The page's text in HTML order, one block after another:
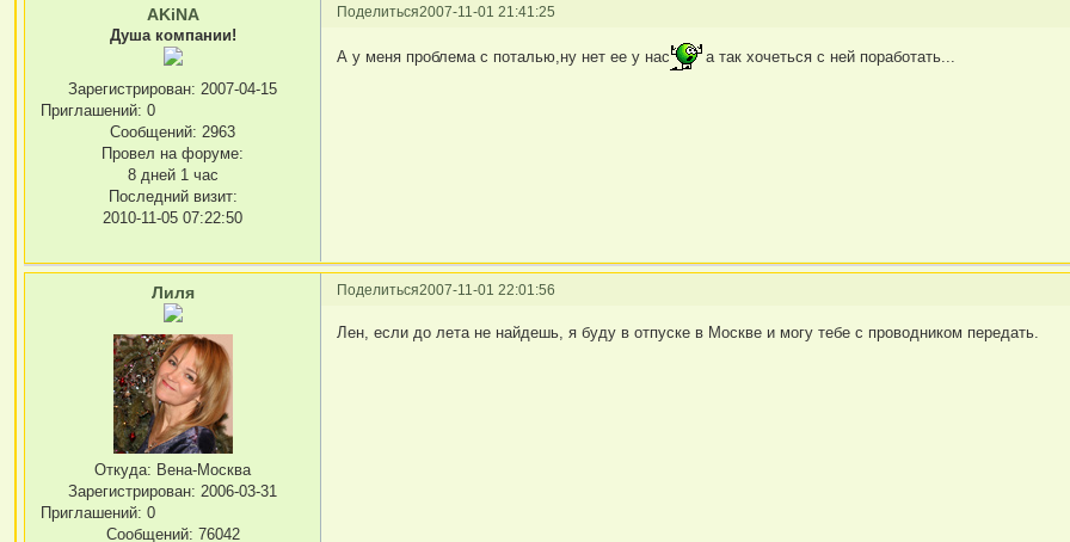
Поделиться2007-11-01 21:41:25
AKiNA
Душа компании!
Зарегистрирован: 2007-04-15
Приглашений: 0
Сообщений: 2963
Провел на форуме:
8 дней 1 час
Последний визит:
2010-11-05 07:22:50
А у меня проблема с поталью,ну нет ее у нас а так хочеться с ней поработать...
Поделиться2007-11-01 22:01:56
Лиля
Откуда: Вена-Москва
Зарегистрирован: 2006-03-31
Приглашений: 0
Сообщений: 76042
Лен, если до лета не найдешь, я буду в отпуске в Москве и могу тебе с проводником передать.